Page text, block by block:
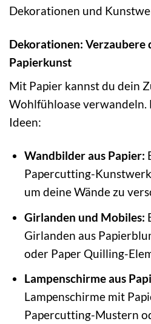
Dekorationen und
Dekorationen: Verzaubere
Papierkunst
Mit Papier kannst du dein
Wohlfühloase verwandeln.
Ideen:
Wandbilder aus Papier:
Papercutting-
um deine Wände zu
Girlanden und Mobiles:
Girlanden aus
oder Paper Quilling-
Lampenschirme aus
Lampenschirme mit
Papercutting-Mustern